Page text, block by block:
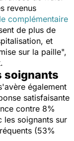
revenus
complémentaire
de plus de
et
sur la paille",
soignants
également
satisfaisante
contre 8%
les soignants sur
(53%